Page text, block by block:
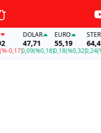
DOLAR
47,71
0,09(%0,18)
EURO
55,19
0,18(%0,32)
64,41
0,24